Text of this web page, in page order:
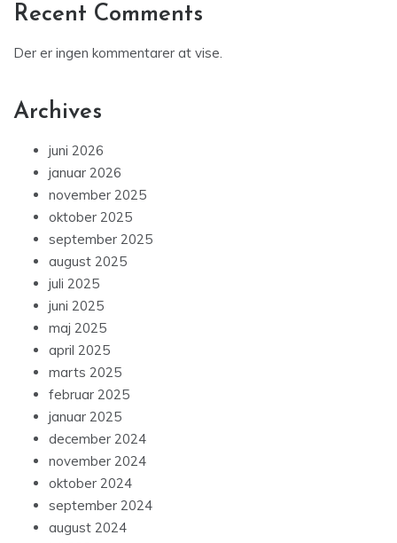
Recent Comments
Der er ingen kommentarer at vise.
Archives
juni 2026
januar 2026
november 2025
oktober 2025
september 2025
august 2025
juli 2025
juni 2025
maj 2025
april 2025
marts 2025
februar 2025
januar 2025
december 2024
november 2024
oktober 2024
september 2024
august 2024